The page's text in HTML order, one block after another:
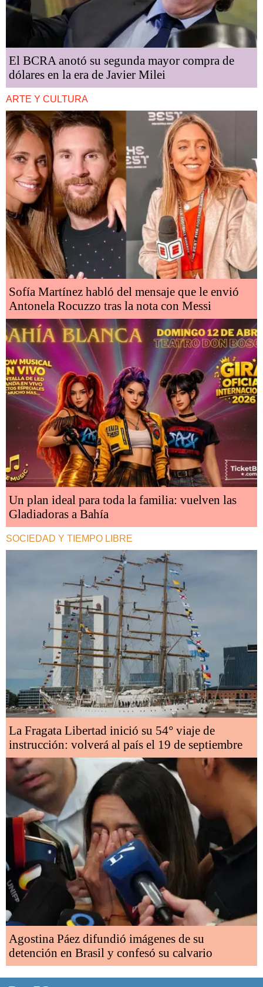
El BCRA anotó su segunda mayor compra de
dólares en la era de Javier Milei
ARTE Y CULTURA
Sofía Martínez habló del mensaje que le envió
Antonela Rocuzzo tras la nota con Messi
Un plan ideal para toda la familia: vuelven las
Gladiadoras a Bahía
SOCIEDAD Y TIEMPO LIBRE
La Fragata Libertad inició su 54° viaje de
instrucción: volverá al país el 19 de septiembre
Agostina Páez difundió imágenes de su
detención en Brasil y confesó su calvario